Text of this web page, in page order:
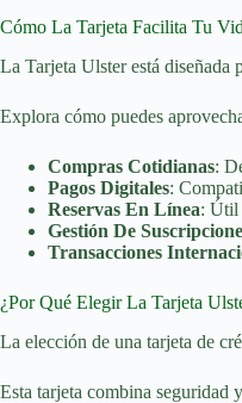
Cómo La Tarjeta Facilita Tu
La Tarjeta Ulster está diseñada
Explora cómo puedes
Compras Cotidianas:
Pagos Digitales:
Reservas En Línea: Útil
Gestión De
Transacciones
¿Por Qué Elegir La Tarjeta
La elección de una tarjeta de
Esta tarjeta combina seguridad